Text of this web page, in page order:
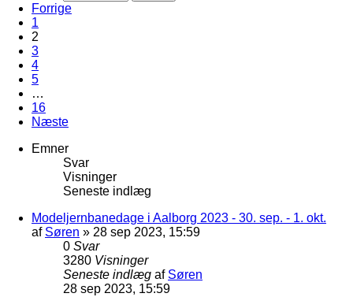
Forrige
1
2
3
4
5
…
16
Næste
Emner
Svar
Visninger
Seneste indlæg
Modeljernbanedage i Aalborg 2023 - 30. sep. - 1. okt.
af Søren » 28 sep 2023, 15:59
0 Svar
3280 Visninger
Seneste indlæg af Søren
28 sep 2023, 15:59